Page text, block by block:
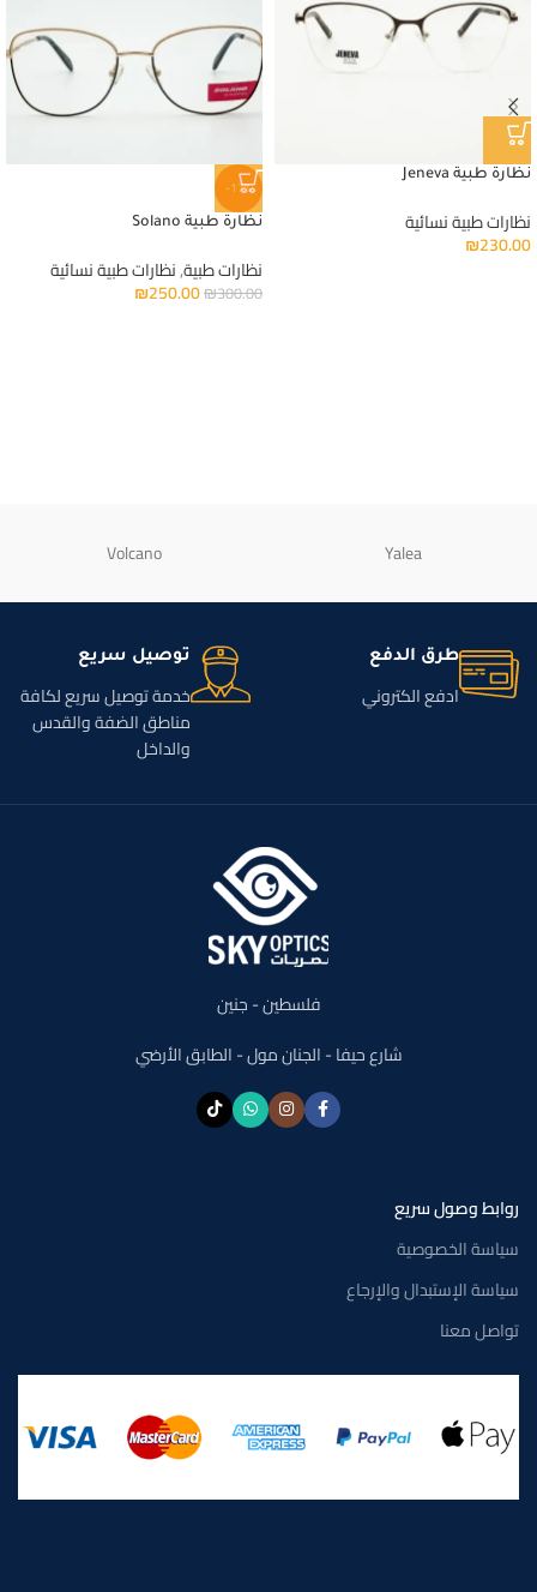
نظارة طبية Jeneva
نظارات طبية نسائية
₪230.00
-17%
نظارة طبية Solano
نظارات طبية,نظارات طبية نسائية
₪300.00
₪250.00
Yalea
Volcano
طرق الدفع
ادفع الكتروني
توصيل سريع
خدمة توصيل سريع لكافة
مناطق الضفة والقدس
والداخل
فلسطين - جنين
شارع حيفا - الجنان مول - الطابق الأرضي
روابط وصول سريع
سياسة الخصوصية
سياسة الإستبدال والإرجاع
تواصل معنا